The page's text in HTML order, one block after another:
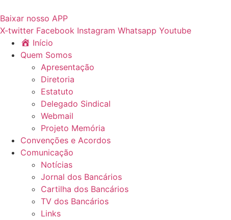
para
o
conteúdo
Baixar nosso APP
X-twitter Facebook Instagram Whatsapp Youtube
Início
Quem Somos
Apresentação
Diretoria
Estatuto
Delegado Sindical
Webmail
Projeto Memória
Convenções e Acordos
Comunicação
Notícias
Jornal dos Bancários
Cartilha dos Bancários
TV dos Bancários
Links